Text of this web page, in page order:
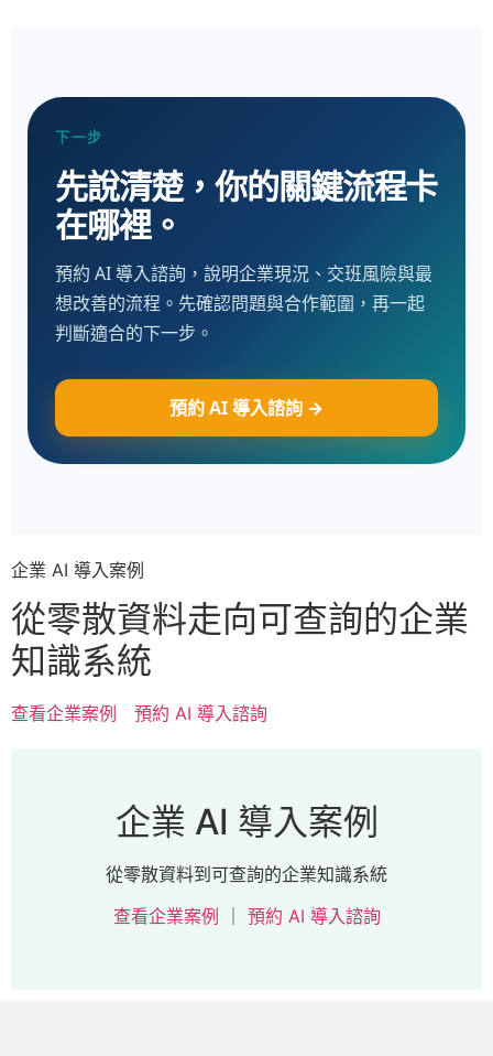
下一步
先說清楚，你的關鍵流程卡
在哪裡。
預約 AI 導入諮詢，說明企業現況、交班風險與最
想改善的流程。先確認問題與合作範圍，再一起
判斷適合的下一步。
預約 AI 導入諮詢 →
企業 AI 導入案例
從零散資料走向可查詢的企業
知識系統
查看企業案例 預約 AI 導入諮詢
企業 AI 導入案例
從零散資料到可查詢的企業知識系統
查看企業案例
預約 AI 導入諮詢